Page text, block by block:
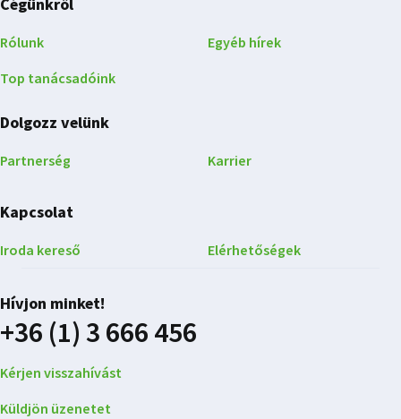
Cégünkről
Rólunk
Top tanácsadóink
Egyéb hírek
Dolgozz velünk
Partnerség Karrier
Kapcsolat
Iroda kereső Elérhetőségek
Hívjon minket!
+36 (1) 3 666 456
Kérjen visszahívást
Küldjön üzenetet